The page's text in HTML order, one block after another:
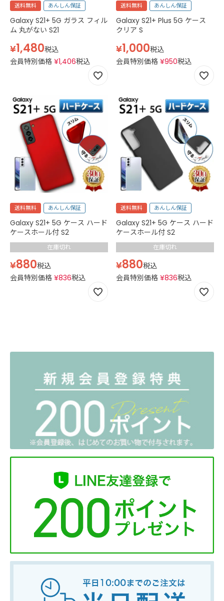
送料無料 あんしん保証
Galaxy S21+ 5G ガラス フィル
ム 丸がない S21
¥1,480税込
会員特別価格 ¥1,406税込
送料無料 あんしん保証
Galaxy S21+ Plus 5G ケース
クリア S
¥1,000税込
会員特別価格 ¥950税込
送料無料 あんしん保証
Galaxy S21+ 5G ケース ハード
ケースホール付 S2
在庫切れ
¥880税込
会員特別価格 ¥836税込
送料無料 あんしん保証
Galaxy S21+ 5G ケース ハード
ケースホール付 S2
在庫切れ
¥880税込
会員特別価格 ¥836税込